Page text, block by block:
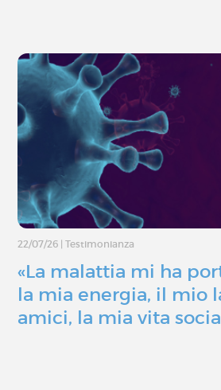
22/07/26 Testimonianza
«La malattia mi ha
la mia energia, il mio
amici, la mia vita